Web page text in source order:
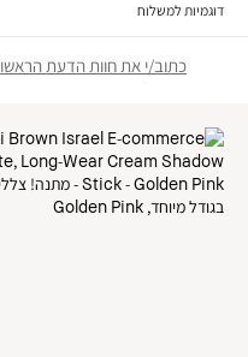
דוגמיות למשלוח
כתוב/י את חוות הדעת